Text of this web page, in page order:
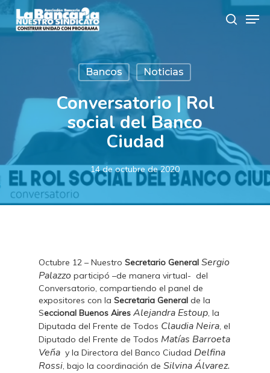
main
search
Bancos Noticias
Conversatorio | Rol
social del Banco
Ciudad
14 de octubre de 2020
Octubre 12 – Nuestro Secretario General Sergio
Palazzo participó –de manera virtual- del
Conversatorio, compartiendo el panel de
expositores con la Secretaria General de la
Seccional Buenos Aires Alejandra Estoup, la
Diputada del Frente de Todos Claudia Neira, el
Diputado del Frente de Todos Matías Barroeta
Veña y la Directora del Banco Ciudad Delfina
Rossi, bajo la coordinación de Silvina Álvarez.